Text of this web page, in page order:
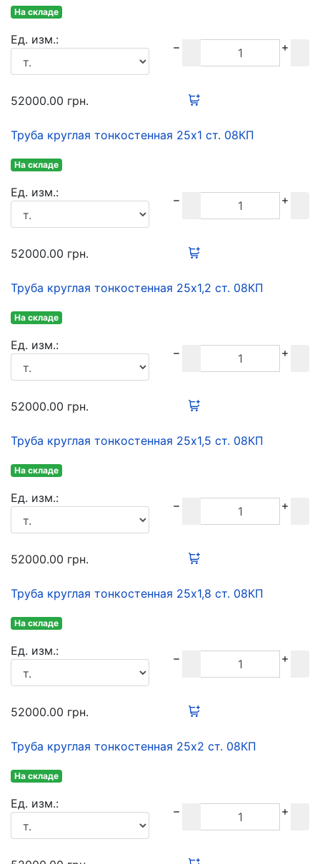
На складе
Ед. изм.:
52000.00 грн.
Труба круглая тонкостенная 25х1 ст. 08КП
На складе
Ед. изм.:
52000.00 грн.
Труба круглая тонкостенная 25х1,2 ст. 08КП
На складе
Ед. изм.:
52000.00 грн.
Труба круглая тонкостенная 25х1,5 ст. 08КП
На складе
Ед. изм.:
52000.00 грн.
Труба круглая тонкостенная 25х1,8 ст. 08КП
На складе
Ед. изм.:
52000.00 грн.
Труба круглая тонкостенная 25х2 ст. 08КП
На складе
Ед. изм.: